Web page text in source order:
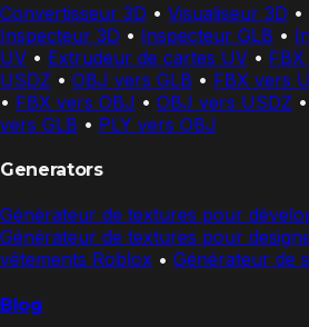
Convertisseur 3D • Visualiseur 3D •
Inspecteur 3D • Inspecteur GLB •
UV • Extrudeur de cartes UV •
USDZ • OBJ vers GLB • FBX vers
• FBX vers OBJ • OBJ vers USDZ •
vers GLB • PLY vers OBJ
Generators
Générateur de textures pour
Générateur de textures pour
vêtements Roblox • Générateur de
Blog